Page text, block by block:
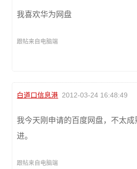
我喜欢华为网盘
跟帖来自电脑端
白道口信息港 2012-03-24 16:48:49
我今天刚申请的百度网盘，不太
进。
跟帖来自电脑端